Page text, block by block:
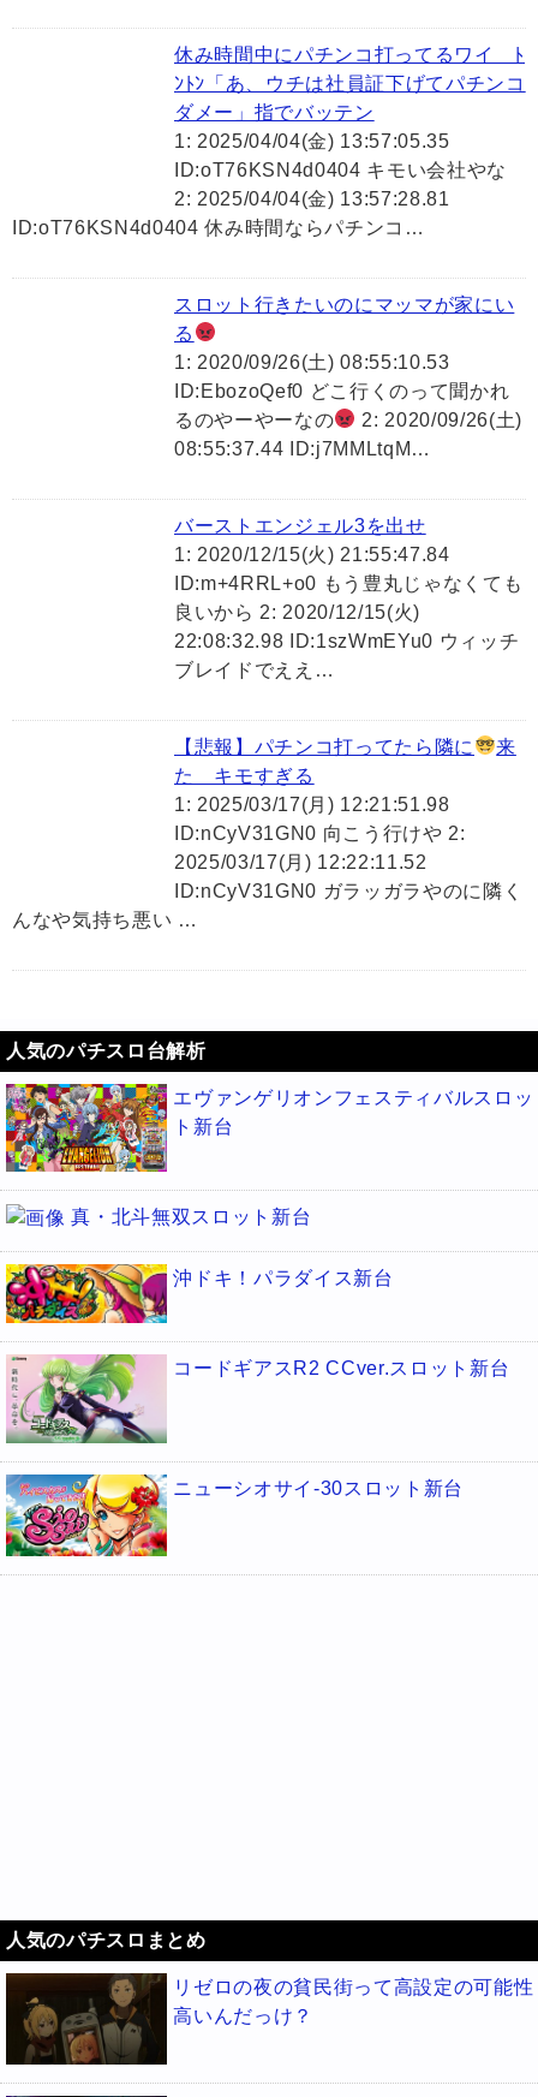
休み時間中にパチンコ打ってるワイ ﾄ
ﾝﾄﾝ「あ、ウチは社員証下げてパチンコ
ダメー」指でバッテン
1: 2025/04/04(金) 13:57:05.35
ID:oT76KSN4d0404 キモい会社やな
2: 2025/04/04(金) 13:57:28.81
ID:oT76KSN4d0404 休み時間ならパチンコ…
スロット行きたいのにマッマが家にい
る
1: 2020/09/26(土) 08:55:10.53
ID:EbozoQef0 どこ行くのって聞かれ
るのやーやーなの
2: 2020/09/26(土)
08:55:37.44 ID:j7MMLtqM…
バーストエンジェル3を出せ
1: 2020/12/15(火) 21:55:47.84
ID:m+4RRL+o0 もう豊丸じゃなくても
良いから 2: 2020/12/15(火)
22:08:32.98 ID:1szWmEYu0 ウィッチ
ブレイドでええ…
【悲報】パチンコ打ってたら隣に
来
た キモすぎる
1: 2025/03/17(月) 12:21:51.98
ID:nCyV31GN0 向こう行けや 2:
2025/03/17(月) 12:22:11.52
ID:nCyV31GN0 ガラッガラやのに隣く
んなや気持ち悪い …
人気のパチスロ台解析
エヴァンゲリオンフェスティバルスロッ
ト新台
真・北斗無双スロット新台
沖ドキ！パラダイス新台
コードギアスR2 CCver.スロット新台
ニューシオサイ-30スロット新台
人気のパチスロまとめ
リゼロの夜の貧民街って高設定の可能性
高いんだっけ？